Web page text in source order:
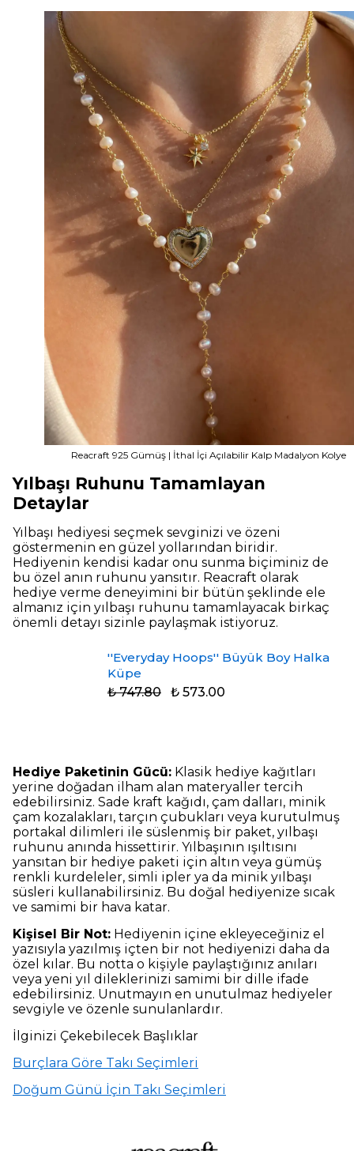
Reacraft 925 Gümüş | İthal İçi Açılabilir Kalp Madalyon Kolye
Yılbaşı Ruhunu Tamamlayan
Detaylar
Yılbaşı hediyesi seçmek sevginizi ve özeni
göstermenin en güzel yollarından biridir.
Hediyenin kendisi kadar onu sunma biçiminiz de
bu özel anın ruhunu yansıtır. Reacraft olarak
hediye verme deneyimini bir bütün şeklinde ele
almanız için yılbaşı ruhunu tamamlayacak birkaç
önemli detayı sizinle paylaşmak istiyoruz.
''Everyday Hoops'' Büyük Boy Halka
Küpe
₺ 747.80
₺ 573.00
Hediye Paketinin Gücü: Klasik hediye kağıtları
yerine doğadan ilham alan materyaller tercih
edebilirsiniz. Sade kraft kağıdı, çam dalları, minik
çam kozalakları, tarçın çubukları veya kurutulmuş
portakal dilimleri ile süslenmiş bir paket, yılbaşı
ruhunu anında hissettirir. Yılbaşının ışıltısını
yansıtan bir hediye paketi için altın veya gümüş
renkli kurdeleler, simli ipler ya da minik yılbaşı
süsleri kullanabilirsiniz. Bu doğal hediyenize sıcak
ve samimi bir hava katar.
Kişisel Bir Not: Hediyenin içine ekleyeceğiniz el
yazısıyla yazılmış içten bir not hediyenizi daha da
özel kılar. Bu notta o kişiyle paylaştığınız anıları
veya yeni yıl dileklerinizi samimi bir dille ifade
edebilirsiniz. Unutmayın en unutulmaz hediyeler
sevgiyle ve özenle sunulanlardır.
İlginizi Çekebilecek Başlıklar
Burçlara Göre Takı Seçimleri
Doğum Günü İçin Takı Seçimleri